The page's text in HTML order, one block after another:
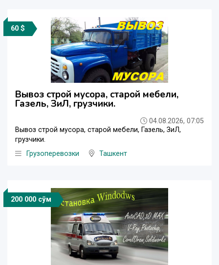
60 $
Вывоз строй мусора, старой мебели,
Газель, ЗиЛ, грузчики.
04.08.2026, 07:05
Вывоз строй мусора, старой мебели, Газель, ЗиЛ,
грузчики.
Грузоперевозки
Ташкент
200 000 сўм